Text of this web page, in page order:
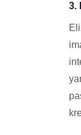
3.